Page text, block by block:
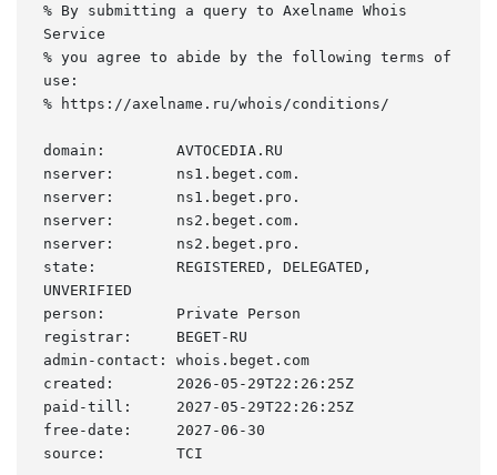
% By submitting a query to Axelname Whois
Service
% you agree to abide by the following terms of
use:
% https://axelname.ru/whois/conditions/
domain:        AVTOCEDIA.RU
nserver:       ns1.beget.com.
nserver:       ns1.beget.pro.
nserver:       ns2.beget.com.
nserver:       ns2.beget.pro.
state:         REGISTERED, DELEGATED,
UNVERIFIED
person:        Private Person
registrar:     BEGET-RU
admin-contact: whois.beget.com
created:       2026-05-29T22:26:25Z
paid-till:     2027-05-29T22:26:25Z
free-date:     2027-06-30
source:        TCI